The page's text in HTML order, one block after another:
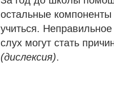
остальные
учиться.
слух могут стать
(дислексия).